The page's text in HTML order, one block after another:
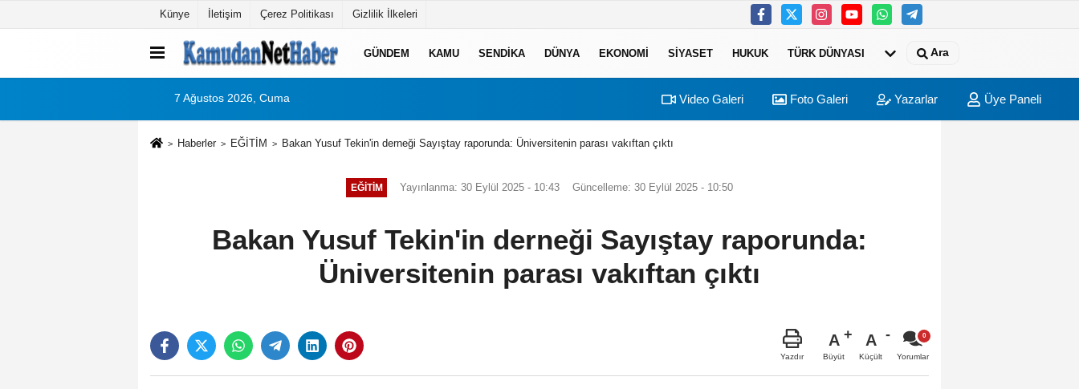
Künye İletişim Çerez Politikası Gizlilik İlkeleri
GÜNDEM KAMU SENDİKA DÜNYA EKONOMİ SİYASET HUKUK TÜRK DÜNYASI Ara
7 Ağustos 2026, Cuma Video Galeri Foto Galeri Yazarlar Üye Paneli
Haberler EĞİTİM Bakan Yusuf Tekin'in derneği Sayıştay raporunda: Üniversitenin parası vakıftan çıktı
EĞİTİM Yayınlanma: 30 Eylül 2025 - 10:43 Güncelleme: 30 Eylül 2025 - 10:50
Bakan Yusuf Tekin'in derneği Sayıştay raporunda:
Üniversitenin parası vakıftan çıktı
Yazdır
A
Büyüt
A
Küçült Yorumlar